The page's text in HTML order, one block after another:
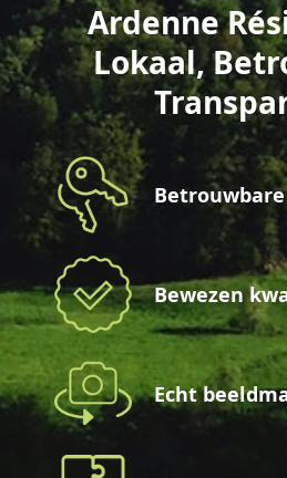
Ardenne
Lokaal,
Bewezen
Echt